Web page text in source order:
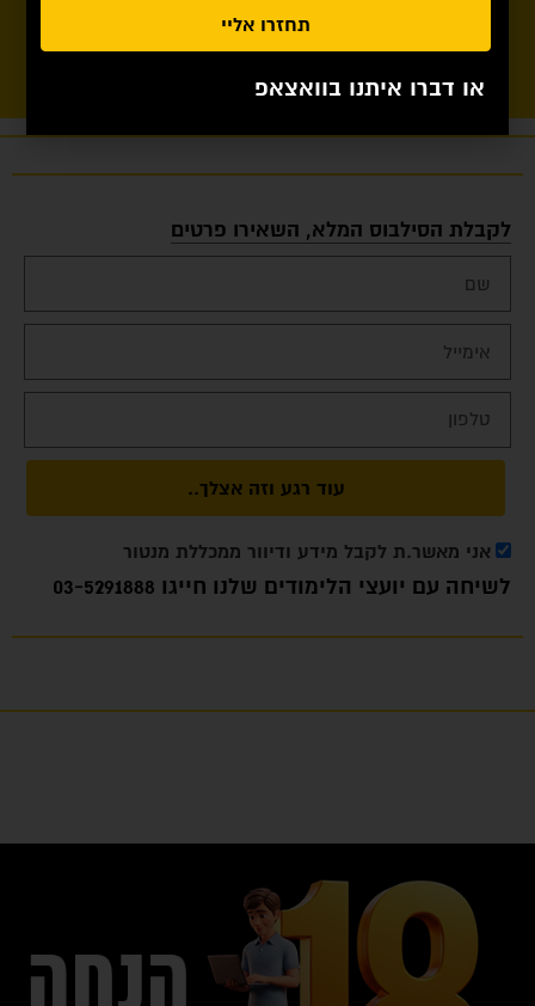
לחזור על חלק מהקורס או אפילו על כולו – אין כל
בעיה, תוכלו לחזור על כל הקורס חינם ללא כל תוספת תשלום!
לקבלת הסילבוס המלא, השאירו פרטים
אני מאשר.ת לקבל מידע ודיוור ממכללת מנטור
עוד רגע וזה אצלך..
לשיחה עם יועצי הלימודים שלנו חייגו 03-5291888
תחזרו אליי
או דברו איתנו בוואצאפ